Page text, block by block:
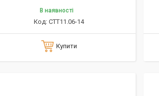
В наявності
CTT11.06-14
Купити